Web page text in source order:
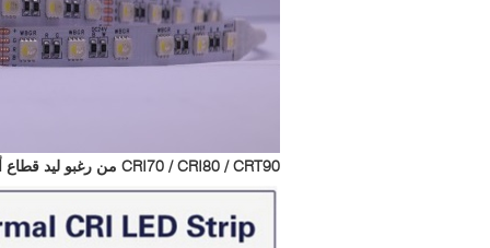
CRI70 / CRI80 / CRT90 من رغبو ليد قطاع أضواء: